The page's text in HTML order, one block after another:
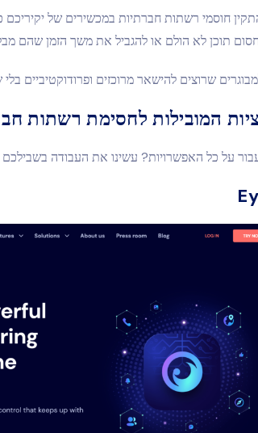
חוסמי רשתות חברתיות במכשירים של
תוכן לא הולם או להגביל את משך הזמן שהם
שרוצים להישאר מרוכזים ופרודוקטיביים
המובילות לחסימת רשתות
על כל האפשרויות? עשינו את העבודה